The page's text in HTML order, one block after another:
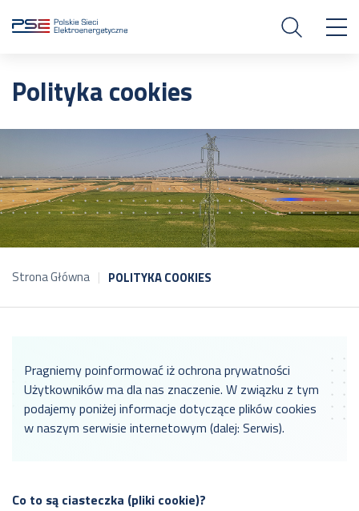
Polityka cookies
Strona Główna POLITYKA COOKIES
Pragniemy poinformować iż ochrona prywatności
Użytkowników ma dla nas znaczenie. W związku z tym
podajemy poniżej informacje dotyczące plików cookies
w naszym serwisie internetowym (dalej: Serwis).
Co to są ciasteczka (pliki cookie)?